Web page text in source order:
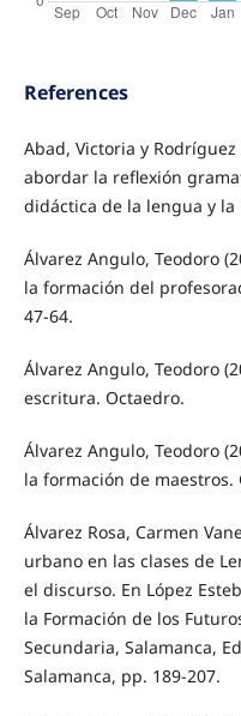
References
Abad, Victoria y Rodríguez
abordar la reflexión
didáctica de la lengua y
Álvarez Angulo, Teodoro
la formación del
47-64.
Álvarez Angulo, Teodoro
escritura. Octaedro.
Álvarez Angulo, Teodoro
la formación de maestros.
Álvarez Rosa, Carmen
urbano en las clases de
el discurso. En López
la Formación de los
Secundaria, Salamanca,
Salamanca, pp. 189-207.